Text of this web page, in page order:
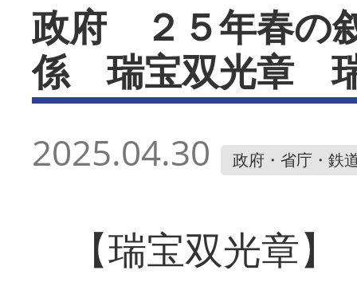
政府 ２５年春の
係 瑞宝双光章
2025.04.30 政府・省庁・鉄
【瑞宝双光章】